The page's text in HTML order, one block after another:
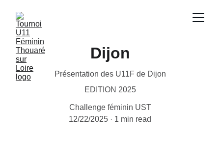
Dijon
Présentation des U11F de Dijon
EDITION 2025
Challenge féminin UST
12/22/2025
1 min read